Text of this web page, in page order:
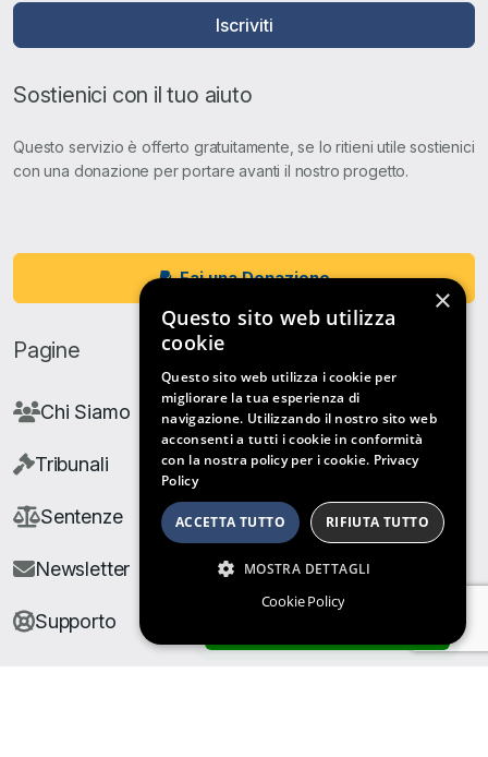
Iscriviti
Sostienici con il tuo aiuto
Questo servizio è offerto gratuitamente, se lo ritieni utile sostienici
con una donazione per portare avanti il nostro progetto.
Fai una Donazione
Pagine
Chi Siamo
Tribunali
Sentenze
Newsletter
Supporto
×
Questo sito web utilizza
cookie
Questo sito web utilizza i cookie per
migliorare la tua esperienza di
navigazione. Utilizzando il nostro sito web
acconsenti a tutti i cookie in conformità
con la nostra policy per i cookie. Privacy
Policy
ACCETTA TUTTO RIFIUTA TUTTO
MOSTRA DETTAGLI
Cookie Policy